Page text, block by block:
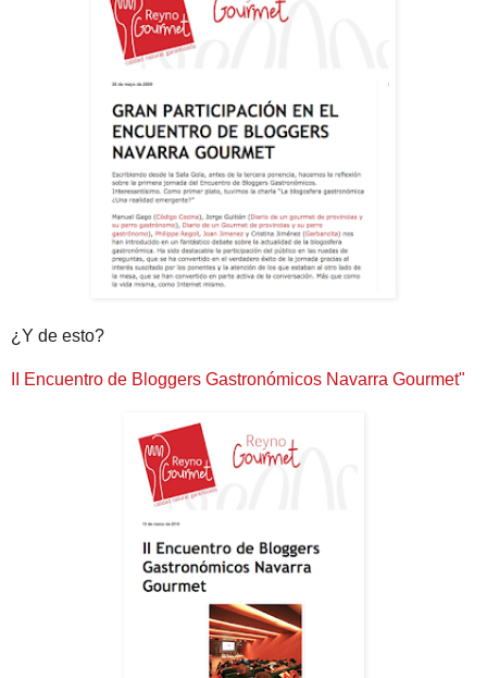
¿Y de esto?
II Encuentro de Bloggers Gastronómicos Navarra Gourmet"